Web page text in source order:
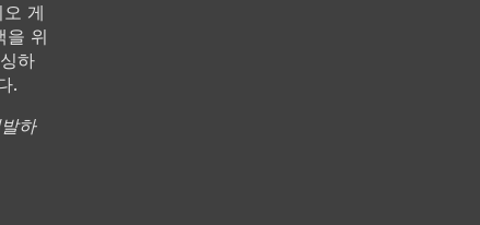
게
을 위
하
.
하